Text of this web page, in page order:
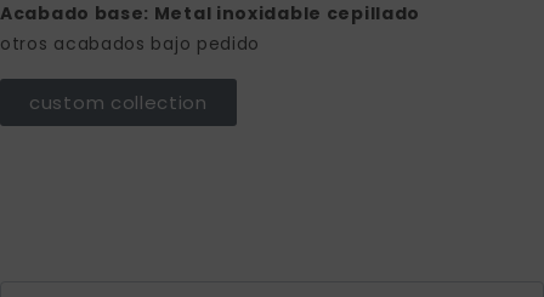
Acabado base: Metal inoxidable cepillado
otros acabados bajo pedido
custom collection